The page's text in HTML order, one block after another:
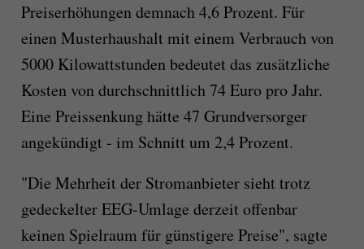
Preiserhöhungen demnach 4,6 Prozent. Für
einen Musterhaushalt mit einem Verbrauch von
5000 Kilowattstunden bedeutet das zusätzliche
Kosten von durchschnittlich 74 Euro pro Jahr.
Eine Preissenkung hätte 47 Grundversorger
angekündigt - im Schnitt um 2,4 Prozent.
"Die Mehrheit der Stromanbieter sieht trotz
gedeckelter EEG-Umlage derzeit offenbar
keinen Spielraum für günstigere Preise", sagte